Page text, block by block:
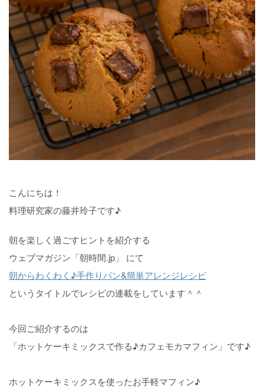
こんにちは！
料理研究家の藤井玲子です♪
朝を楽しく過ごすヒントを紹介する
ウェブマガジン「朝時間.jp」 にて
朝からわくわく♪手作りパン&簡単アレンジレシピ
というタイトルでレシピの連載をしています＾＾
今回ご紹介するのは
「ホットケーキミックスで作る♪カフェモカマフィン」です♪
ホットケーキミックスを使ったお手軽マフィン♪